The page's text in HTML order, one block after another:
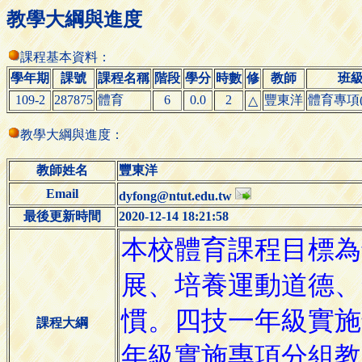
教學大綱與進度
課程基本資料：
學年期
課號 課程名稱 階段 學分 時數 修 教師
班
109-2
287875 體育 6 0.0 2 △ 豐東洋 體育專
教學大綱與進度：
教師姓名
豐東洋
Email
dyfong@ntut.edu.tw
最後更新時間
2020-12-14 18:21:58
課程大綱